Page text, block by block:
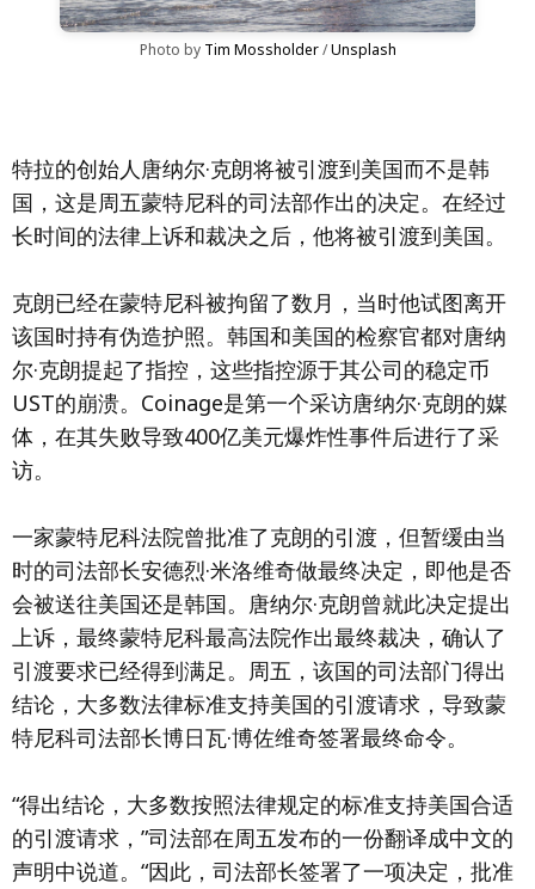
Photo by Tim Mossholder / Unsplash
特拉的创始人唐纳尔·克朗将被引渡到美国而不是韩
国，这是周五蒙特尼科的司法部作出的决定。在经过
长时间的法律上诉和裁决之后，他将被引渡到美国。
克朗已经在蒙特尼科被拘留了数月，当时他试图离开
该国时持有伪造护照。韩国和美国的检察官都对唐纳
尔·克朗提起了指控，这些指控源于其公司的稳定币
UST的崩溃。Coinage是第一个采访唐纳尔·克朗的媒
体，在其失败导致400亿美元爆炸性事件后进行了采
访。
一家蒙特尼科法院曾批准了克朗的引渡，但暂缓由当
时的司法部长安德烈·米洛维奇做最终决定，即他是否
会被送往美国还是韩国。唐纳尔·克朗曾就此决定提出
上诉，最终蒙特尼科最高法院作出最终裁决，确认了
引渡要求已经得到满足。周五，该国的司法部门得出
结论，大多数法律标准支持美国的引渡请求，导致蒙
特尼科司法部长博日瓦·博佐维奇签署最终命令。
“得出结论，大多数按照法律规定的标准支持美国合适
的引渡请求，”司法部在周五发布的一份翻译成中文的
声明中说道。“因此，司法部长签署了一项决定，批准